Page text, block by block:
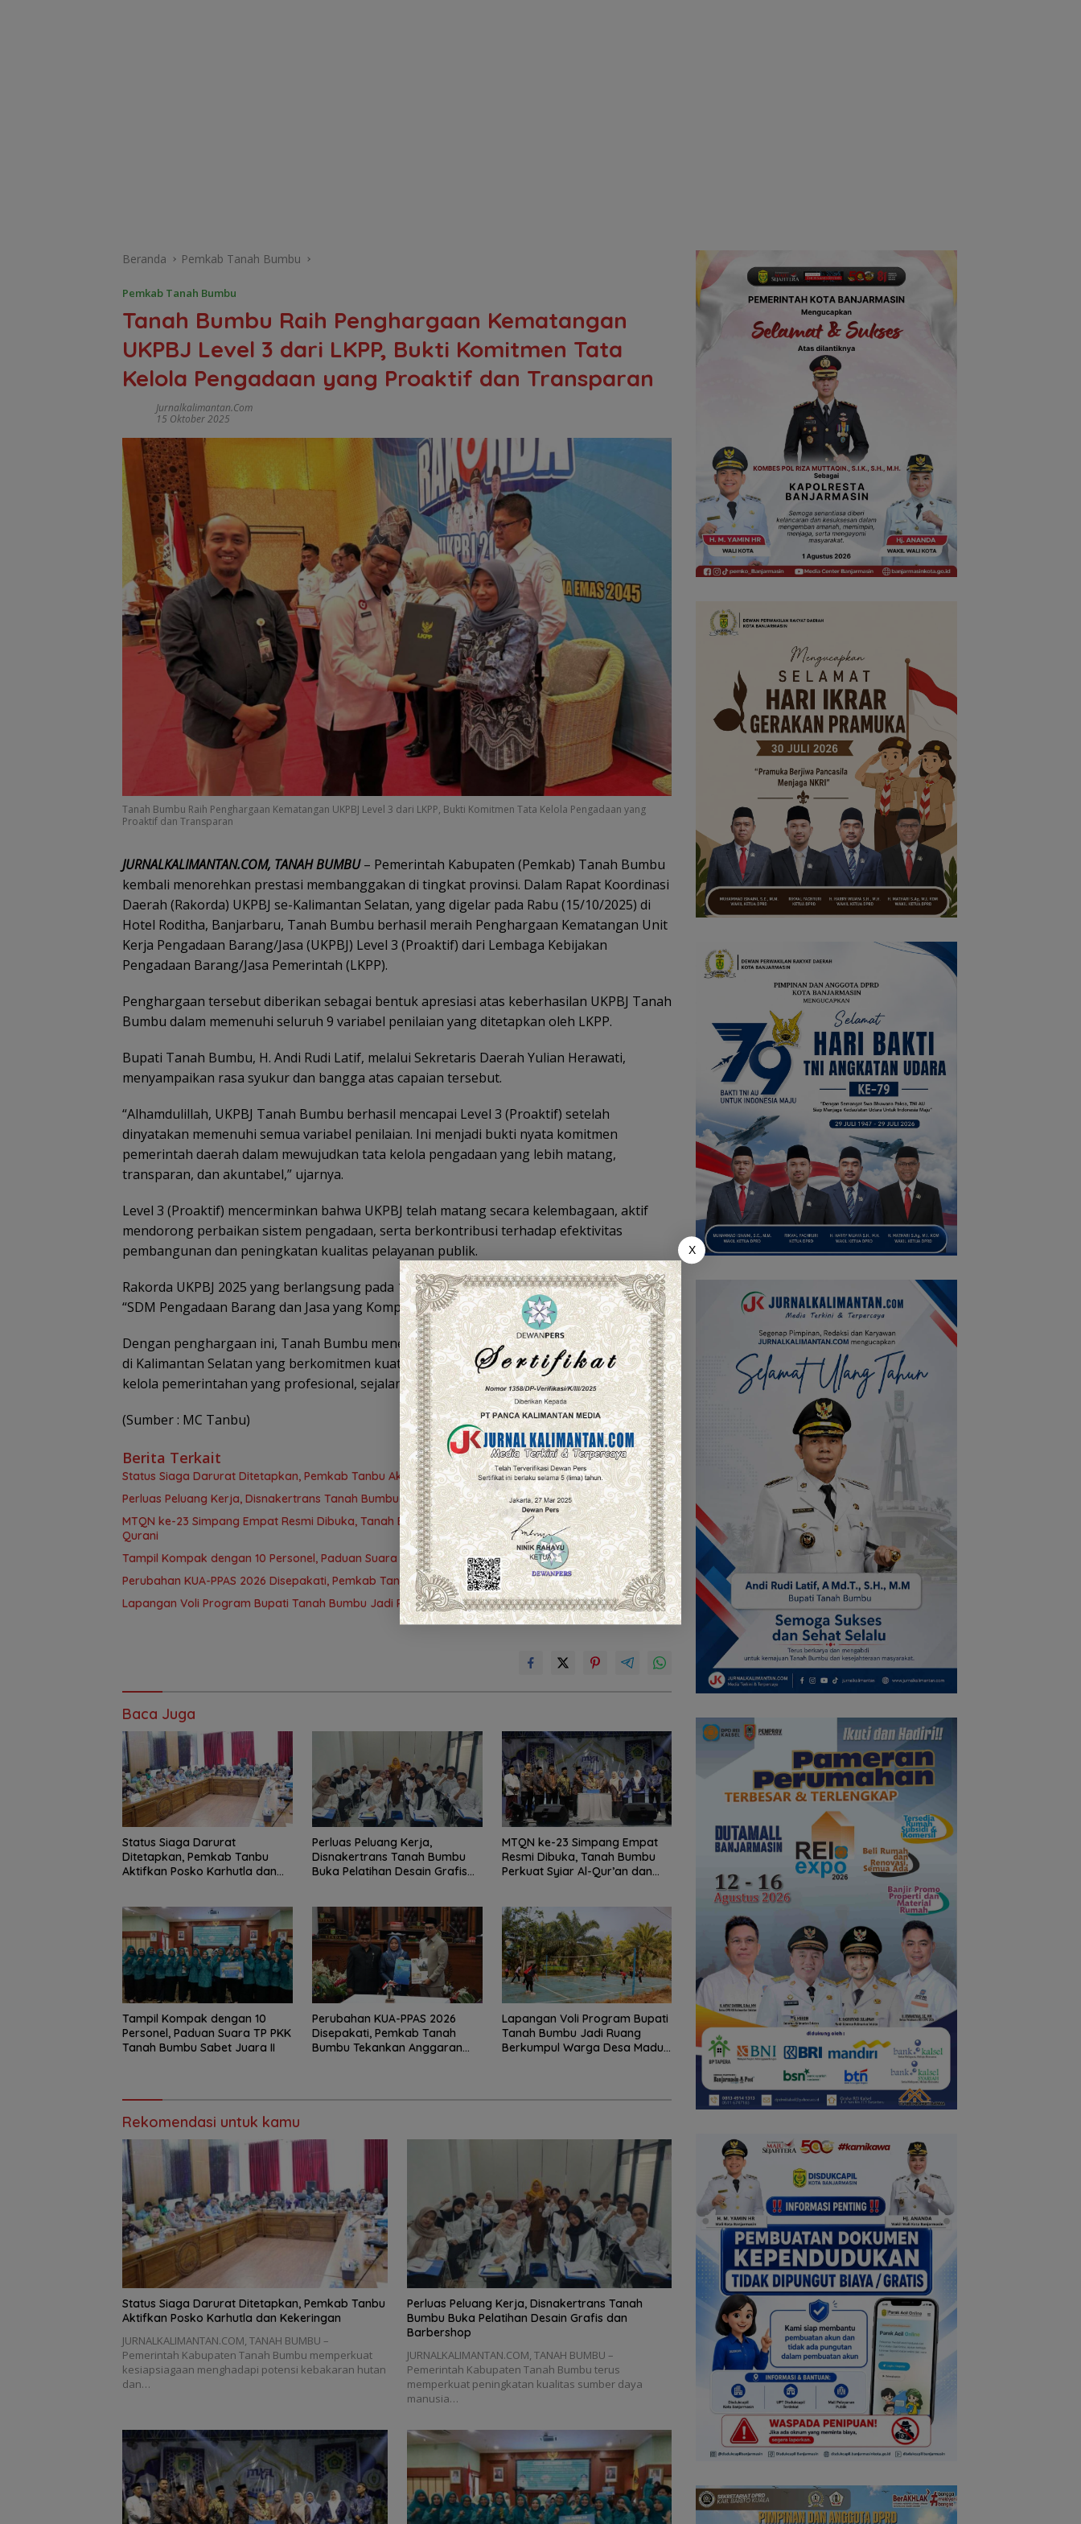
Beranda Pemkab Tanah Bumbu
Pemkab Tanah Bumbu
Tanah Bumbu Raih Penghargaan Kematangan
UKPBJ Level 3 dari LKPP, Bukti Komitmen Tata
Kelola Pengadaan yang Proaktif dan Transparan
Jurnalkalimantan.com
15 Oktober 2025
Tanah Bumbu Raih Penghargaan Kematangan UKPBJ Level 3 dari LKPP, Bukti Komitmen Tata Kelola Pengadaan yang
Proaktif dan Transparan
JURNALKALIMANTAN.COM, TANAH BUMBU– Pemerintah Kabupaten (Pemkab) Tanah Bumbu
kembali menorehkan prestasi membanggakan di tingkat provinsi. Dalam Rapat Koordinasi
Daerah (Rakorda) UKPBJ se-Kalimantan Selatan, yang digelar pada Rabu (15/10/2025) di
Hotel Roditha, Banjarbaru, Tanah Bumbu berhasil meraih Penghargaan Kematangan Unit
Kerja Pengadaan Barang/Jasa (UKPBJ) Level 3 (Proaktif) dari Lembaga Kebijakan
Pengadaan Barang/Jasa Pemerintah (LKPP).
Penghargaan tersebut diberikan sebagai bentuk apresiasi atas keberhasilan UKPBJ Tanah
Bumbu dalam memenuhi seluruh 9 variabel penilaian yang ditetapkan oleh LKPP.
Bupati Tanah Bumbu, H. Andi Rudi Latif, melalui Sekretaris Daerah Yulian Herawati,
menyampaikan rasa syukur dan bangga atas capaian tersebut.
“Alhamdulillah, UKPBJ Tanah Bumbu berhasil mencapai Level 3 (Proaktif) setelah
dinyatakan memenuhi semua variabel penilaian. Ini menjadi bukti nyata komitmen
pemerintah daerah dalam mewujudkan tata kelola pengadaan yang lebih matang,
transparan, dan akuntabel,” ujarnya.
Level 3 (Proaktif) mencerminkan bahwa UKPBJ telah matang secara kelembagaan, aktif
mendorong perbaikan sistem pengadaan, serta berkontribusi terhadap efektivitas
pembangunan dan peningkatan kualitas pelayanan publik.
Rakorda UKPBJ 2025 yang berlangsung pada 15–16 Oktober 2025 ini mengusung tema
“SDM Pengadaan Barang dan Jasa yang Kompeten Menuju Indonesia Emas 2025.”
Dengan penghargaan ini, Tanah Bumbu menegaskan posisinya sebagai salah satu daerah
di Kalimantan Selatan yang berkomitmen kuat terhadap reformasi birokrasi dan tata
kelola pemerintahan yang profesional, sejalan dengan visi Indonesia Emas 2025.
(Sumber : MC Tanbu)
Berita Terkait
Status Siaga Darurat Ditetapkan, Pemkab Tanbu Aktifkan Posko Karhutla dan Kekeringan
Perluas Peluang Kerja, Disnakertrans Tanah Bumbu Buka Pelatihan Desain Grafis dan Barbershop
MTQN ke-23 Simpang Empat Resmi Dibuka, Tanah Bumbu Perkuat Syiar Al-Qur’an dan Generasi
Qurani
Tampil Kompak dengan 10 Personel, Paduan Suara TP PKK Tanah Bumbu Sabet Juara II
Perubahan KUA-PPAS 2026 Disepakati, Pemkab Tanah Bumbu Tekankan Anggaran Berbasis Kinerja
Lapangan Voli Program Bupati Tanah Bumbu Jadi Ruang Berkumpul Warga Desa Madu Retno
Baca Juga
Status Siaga Darurat
Ditetapkan, Pemkab Tanbu
Aktifkan Posko Karhutla dan
Perluas Peluang Kerja,
Disnakertrans Tanah Bumbu
Buka Pelatihan Desain Grafis
MTQN ke-23 Simpang Empat
Resmi Dibuka, Tanah Bumbu
Perkuat Syiar Al-Qur’an dan
Tampil Kompak dengan 10
Personel, Paduan Suara TP PKK
Tanah Bumbu Sabet Juara II
Perubahan KUA-PPAS 2026
Disepakati, Pemkab Tanah
Bumbu Tekankan Anggaran
Lapangan Voli Program Bupati
Tanah Bumbu Jadi Ruang
Berkumpul Warga Desa Madu
Rekomendasi untuk kamu
Status Siaga Darurat Ditetapkan, Pemkab Tanbu
Aktifkan Posko Karhutla dan Kekeringan
JURNALKALIMANTAN.COM, TANAH BUMBU –
Pemerintah Kabupaten Tanah Bumbu memperkuat
kesiapsiagaan menghadapi potensi kebakaran hutan
dan…
Perluas Peluang Kerja, Disnakertrans Tanah
Bumbu Buka Pelatihan Desain Grafis dan
Barbershop
JURNALKALIMANTAN.COM, TANAH BUMBU –
Pemerintah Kabupaten Tanah Bumbu terus
memperkuat peningkatan kualitas sumber daya
manusia…
X